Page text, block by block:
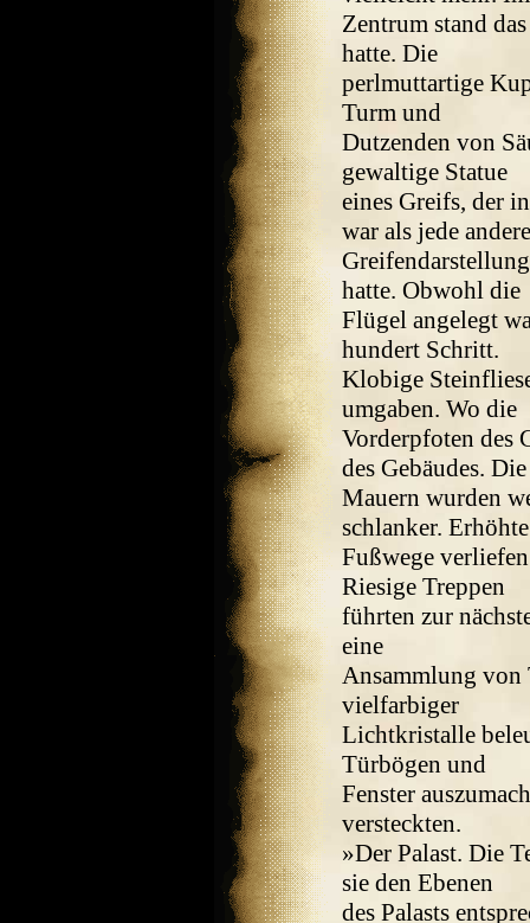
Zentrum stand
hatte. Die
perlmuttartige
Turm und
Dutzenden von
gewaltige Statue
eines Greifs, der
war als jede andere
hatte. Obwohl die
Flügel angelegt
hundert Schritt.
Klobige
umgaben. Wo die
Vorderpfoten des
des Gebäudes. Die
Mauern wurden
schlanker. Erhöhte
Fußwege
Riesige Treppen
führten zur
eine
Ansammlung von
vielfarbiger
Lichtkristalle
Türbögen und
Fenster
versteckten.
»Der Palast. Die
sie den Ebenen
des Palasts